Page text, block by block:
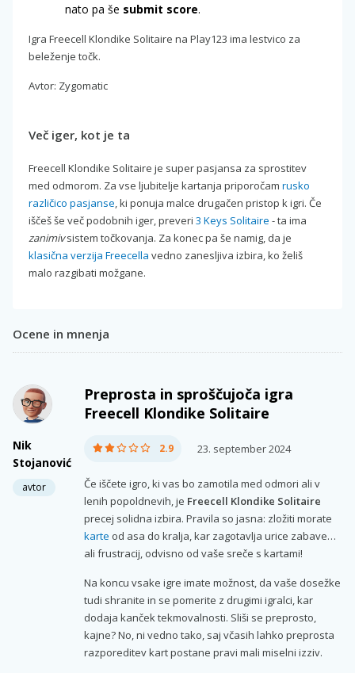
nato pa še submit score.
Igra Freecell Klondike Solitaire na Play123 ima lestvico za
beleženje točk.
Avtor: Zygomatic
Več iger, kot je ta
Freecell Klondike Solitaire je super pasjansa za sprostitev
med odmorom. Za vse ljubitelje kartanja priporočam rusko
različico pasjanse, ki ponuja malce drugačen pristop k igri. Če
iščeš še več podobnih iger, preveri 3 Keys Solitaire - ta ima
zanimivsistem točkovanja. Za konec pa še namig, da je
klasična verzija Freecella vedno zanesljiva izbira, ko želiš
malo razgibati možgane.
Ocene in mnenja
Nik
Stojanović
avtor
Preprosta in sproščujoča igra
Freecell Klondike Solitaire
2.9 23. september 2024
Če iščete igro, ki vas bo zamotila med odmori ali v
lenih popoldnevih, je Freecell Klondike Solitaire
precej solidna izbira. Pravila so jasna: zložiti morate
karte od asa do kralja, kar zagotavlja urice zabave…
ali frustracij, odvisno od vaše sreče s kartami!
Na koncu vsake igre imate možnost, da vaše dosežke
tudi shranite in se pomerite z drugimi igralci, kar
dodaja kanček tekmovalnosti. Sliši se preprosto,
kajne? No, ni vedno tako, saj včasih lahko preprosta
razporeditev kart postane pravi mali miselni izziv.